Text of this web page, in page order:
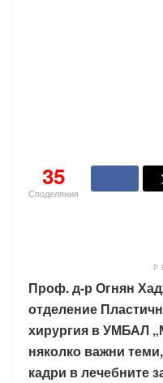
35
Споделяния
Проф. д-р Огнян
отделение
хирургия в УМБАЛ
няколко важни
кадри в лечебните